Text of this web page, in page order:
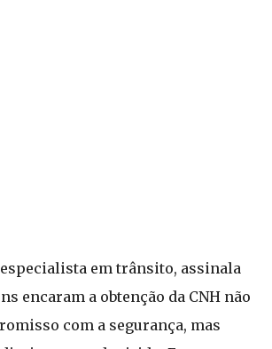
em trânsito, assinala
encaram a obtenção da CNH não
com a segurança, mas